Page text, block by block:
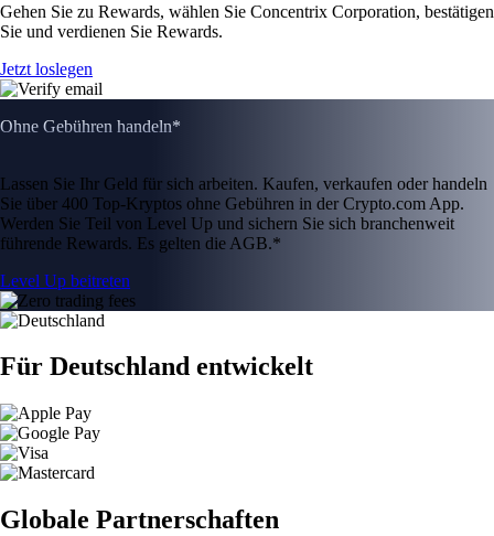
Gehen Sie zu Rewards, wählen Sie Concentrix Corporation, bestätigen
Sie und verdienen Sie Rewards.
Jetzt loslegen
Ohne Gebühren handeln*
Lassen Sie Ihr Geld für sich arbeiten. Kaufen, verkaufen oder handeln
Sie über 400 Top-Kryptos ohne Gebühren in der Crypto.com App.
Werden Sie Teil von Level Up und sichern Sie sich branchenweit
führende Rewards. Es gelten die AGB.*
Level Up beitreten
Für Deutschland entwickelt
Globale Partnerschaften